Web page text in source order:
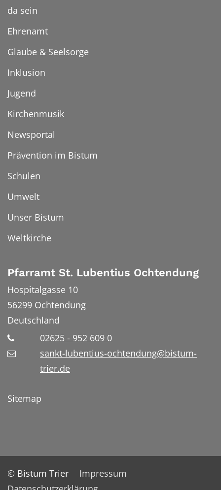
da sein
Ehrenamt
Glaube & Seelsorge
Inklusion
Jugend
Kirchenmusik
Newsportal
Prävention im Bistum
Schulen
Umwelt
Unser Bistum
Weltkirche
Pfarramt St. Lubentius Ochtendung
Hospitalgasse 10
56299 Ochtendung
Deutschland
02625 - 952 609 0
sankt-lubentius-ochtendung@bistum-
trier.de
Sitemap
© Bistum Trier
Impressum